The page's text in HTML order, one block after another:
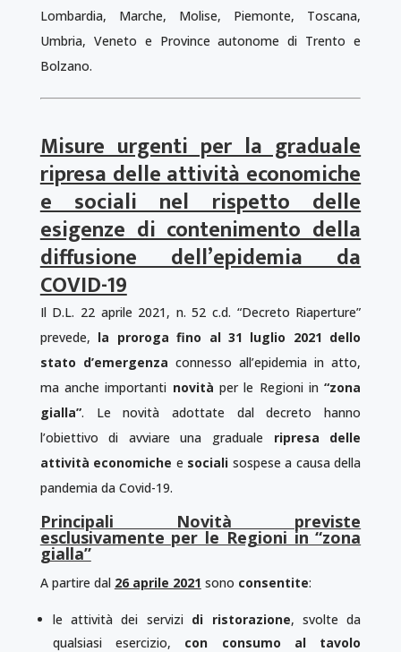
Lombardia, Marche, Molise, Piemonte, Toscana,
Umbria, Veneto e Province autonome di Trento e
Bolzano.
Misure urgenti per la graduale
ripresa delle attività economiche
e sociali nel rispetto delle
esigenze di contenimento della
diffusione dell’epidemia da
COVID-19
Il D.L. 22 aprile 2021, n. 52 c.d. “Decreto Riaperture”
prevede, la proroga fino al 31 luglio 2021 dello
stato d’emergenza connesso all’epidemia in atto,
ma anche importanti novità per le Regioni in“zona
gialla”. Le novità adottate dal decreto hanno
l’obiettivo di avviare una graduale ripresa delle
attività economiche e sociali sospese a causa della
pandemia da Covid-19.
Principali Novità previste
esclusivamente per le Regioni in “zona
gialla”
A partire dal 26 aprile 2021 sono consentite:
le attività dei servizi di ristorazione, svolte da
qualsiasi esercizio, con consumo al tavolo